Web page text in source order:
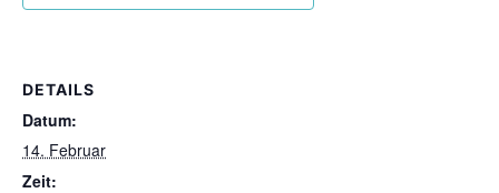
DETAILS
Datum:
14. Februar
Zeit: